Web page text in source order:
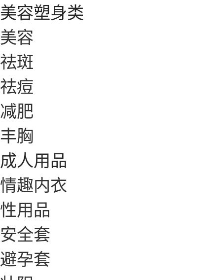
美容塑身类
美容
祛斑
祛痘
减肥
丰胸
成人用品
情趣内衣
性用品
安全套
避孕套